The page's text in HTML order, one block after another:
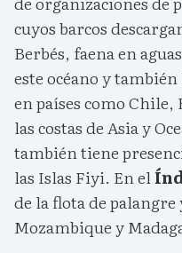
cuyos barcos
Berbés, faena en
este océano y
en países como
las costas de Asia y
también tiene
las Islas Fiyi. En el
de la flota de palangre
Mozambique y